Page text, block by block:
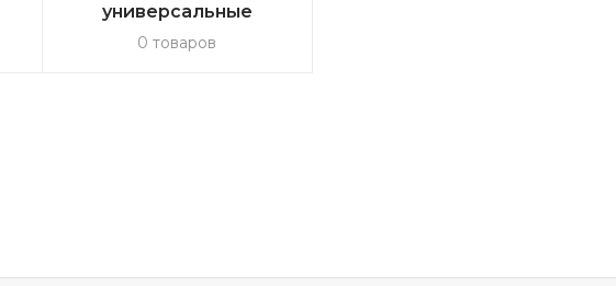
универсальные
0 товаров